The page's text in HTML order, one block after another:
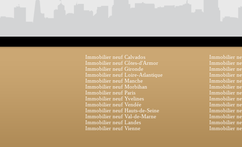
Immobilier neuf Calvados
Immobilier
Immobilier neuf Côtes-d'Armor
Immobilier
Immobilier neuf Gironde
Immobilier
Immobilier neuf Loire-Atlantique
Immobilier
Immobilier neuf Manche
Immobilier
Immobilier neuf Morbihan
Immobilier
Immobilier neuf Paris
Immobilier
Immobilier neuf Yvelines
Immobilier
Immobilier neuf Vendée
Immobilier
Immobilier neuf Hauts-de-Seine
Immobilier
Immobilier neuf Val-de-Marne
Immobilier
Immobilier neuf Landes
Immobilier
Immobilier neuf Vienne
Immobilier